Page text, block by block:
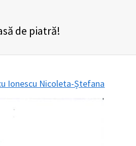
de piatră!
Ionescu Nicoleta-Ștefana